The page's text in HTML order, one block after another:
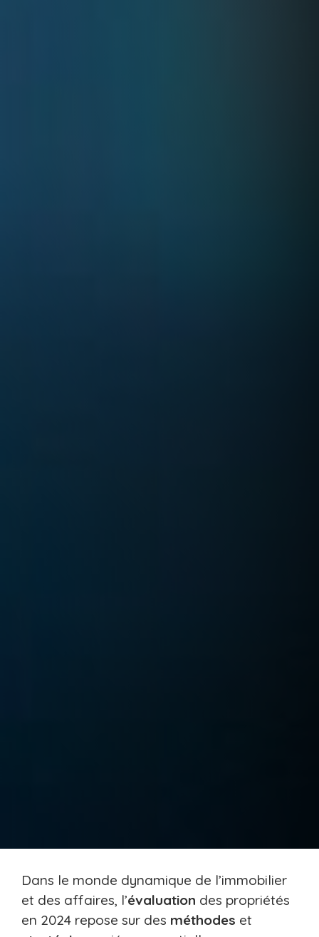
Dans le monde dynamique de l’immobilier
et des affaires, l’évaluation des propriétés
en 2024 repose sur des méthodes et